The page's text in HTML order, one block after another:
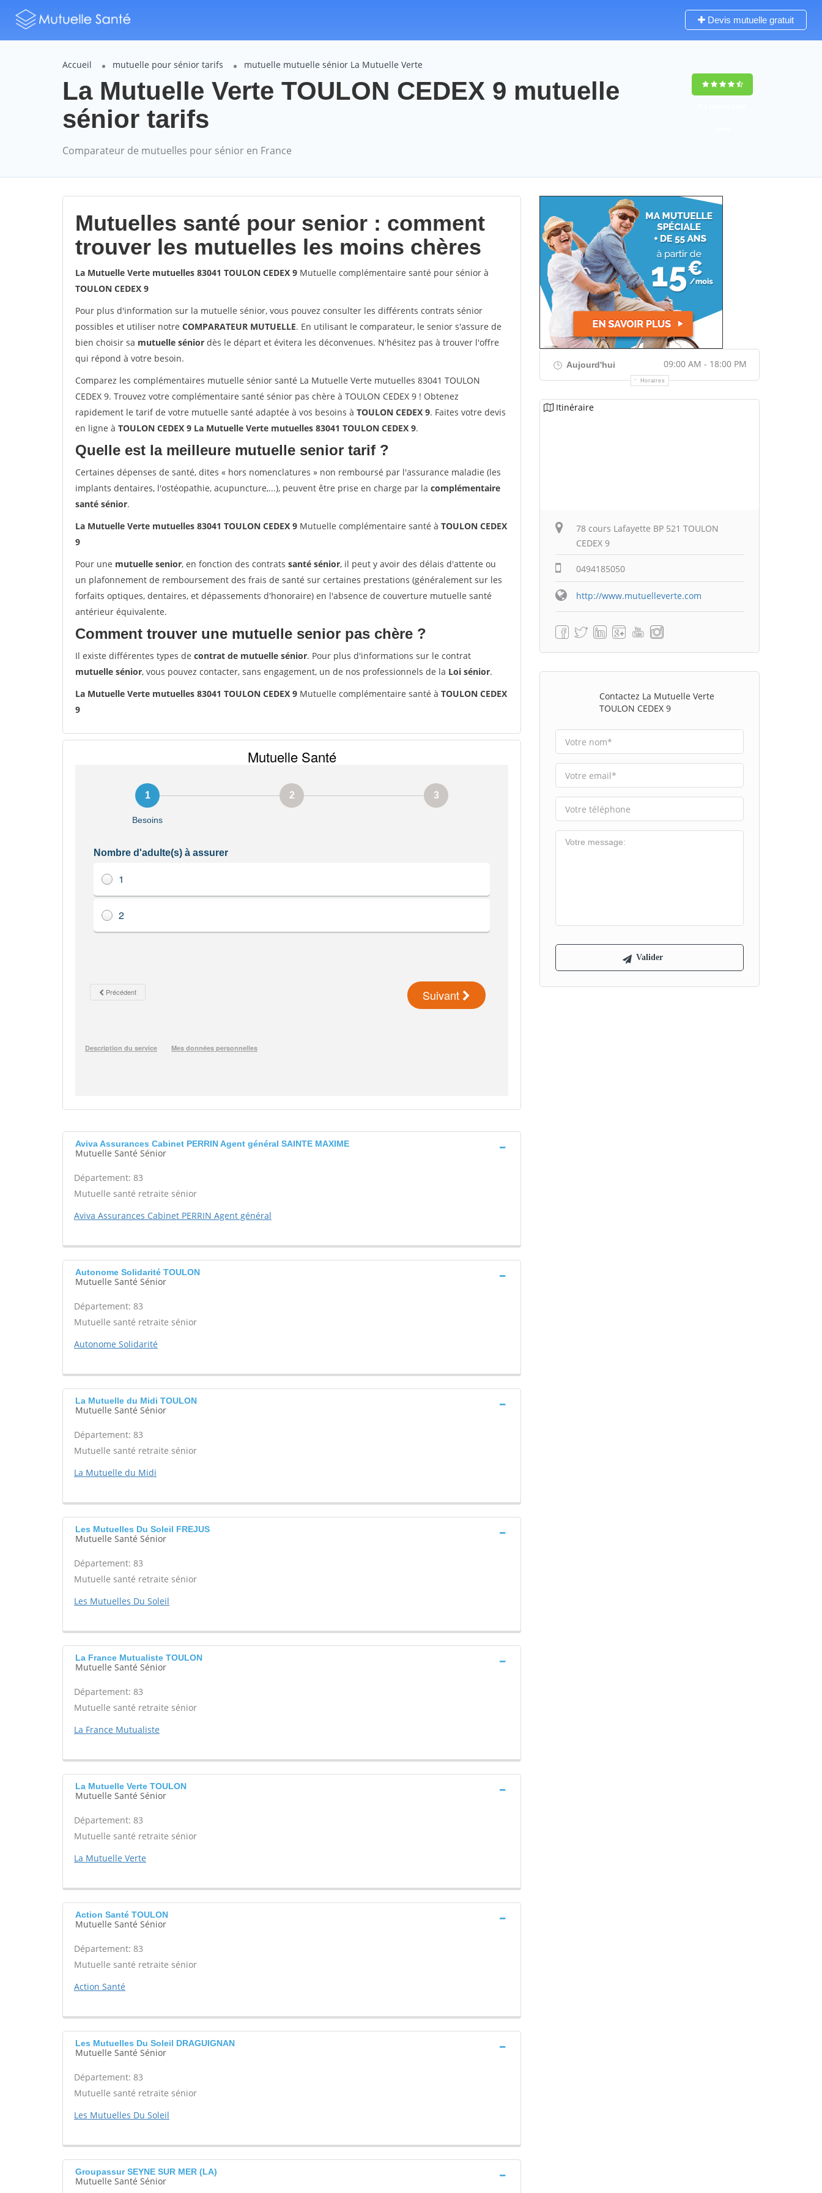
Devis mutuelle gratuit
Accueil mutuelle pour sénior tarifs mutuelle mutuelle sénior La Mutuelle Verte
La Mutuelle Verte TOULON CEDEX 9 mutuelle
sénior tarifs
Comparateur de mutuelles pour sénior en France
Mutuelles santé pour senior : comment
trouver les mutuelles les moins chères
La Mutuelle Verte mutuelles 83041 TOULON CEDEX 9 Mutuelle complémentaire santé pour sénior à
TOULON CEDEX 9
Pour plus d'information sur la mutuelle sénior, vous pouvez consulter les différents contrats sénior
possibles et utiliser notre COMPARATEUR MUTUELLE. En utilisant le comparateur, le senior s'assure de
bien choisir sa mutuelle sénior dès le départ et évitera les déconvenues. N'hésitez pas à trouver l'offre
qui répond à votre besoin.
Comparez les complémentaires mutuelle sénior santé La Mutuelle Verte mutuelles 83041 TOULON
CEDEX 9. Trouvez votre complémentaire santé sénior pas chère à TOULON CEDEX 9 ! Obtenez
rapidement le tarif de votre mutuelle santé adaptée à vos besoins à TOULON CEDEX 9. Faites votre devis
en ligne à TOULON CEDEX 9 La Mutuelle Verte mutuelles 83041 TOULON CEDEX 9.
Quelle est la meilleure mutuelle senior tarif ?
Certaines dépenses de santé, dites « hors nomenclatures » non remboursé par l'assurance maladie (les
implants dentaires, l'ostéopathie, acupuncture,...), peuvent être prise en charge par la complémentaire
santé sénior.
La Mutuelle Verte mutuelles 83041 TOULON CEDEX 9 Mutuelle complémentaire santé à TOULON CEDEX
9
Pour une mutuelle senior, en fonction des contrats santé sénior, il peut y avoir des délais d'attente ou
un plafonnement de remboursement des frais de santé sur certaines prestations (généralement sur les
forfaits optiques, dentaires, et dépassements d'honoraire) en l'absence de couverture mutuelle santé
antérieur équivalente.
Comment trouver une mutuelle senior pas chère ?
Il existe différentes types de contrat de mutuelle sénior. Pour plus d'informations sur le contrat
mutuelle sénior, vous pouvez contacter, sans engagement, un de nos professionnels de la Loi sénior.
La Mutuelle Verte mutuelles 83041 TOULON CEDEX 9 Mutuelle complémentaire santé à TOULON CEDEX
9
Aviva Assurances Cabinet PERRIN Agent général SAINTE MAXIME
Mutuelle Santé Sénior
Département: 83
Mutuelle santé retraite sénior
Aviva Assurances Cabinet PERRIN Agent général
Autonome Solidarité TOULON
Mutuelle Santé Sénior
Département: 83
Mutuelle santé retraite sénior
Autonome Solidarité
La Mutuelle du Midi TOULON
Mutuelle Santé Sénior
Département: 83
Mutuelle santé retraite sénior
La Mutuelle du Midi
Les Mutuelles Du Soleil FREJUS
Mutuelle Santé Sénior
Département: 83
Mutuelle santé retraite sénior
Les Mutuelles Du Soleil
La France Mutualiste TOULON
Mutuelle Santé Sénior
Département: 83
Mutuelle santé retraite sénior
La France Mutualiste
La Mutuelle Verte TOULON
Mutuelle Santé Sénior
Département: 83
Mutuelle santé retraite sénior
La Mutuelle Verte
Action Santé TOULON
Mutuelle Santé Sénior
Département: 83
Mutuelle santé retraite sénior
Action Santé
Les Mutuelles Du Soleil DRAGUIGNAN
Mutuelle Santé Sénior
Département: 83
Mutuelle santé retraite sénior
Les Mutuelles Du Soleil
Groupassur SEYNE SUR MER (LA)
Mutuelle Santé Sénior
Aujourd'hui 09:00 AM - 18:00 PM
Horaires
Itinéraire
78 cours Lafayette BP 521 TOULON
CEDEX 9
0494185050
http://www.mutuelleverte.com
Contactez La Mutuelle Verte
TOULON CEDEX 9